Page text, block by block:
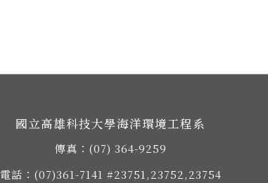
國立高雄科技大學海洋環境工程系
傳真：(07) 364-9259
電話： (07)361-7141 #23751,23752,23754